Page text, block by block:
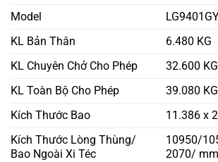
Model
KL Bản Thân
6.480 KG
KL Chuyên Chở Cho Phép
32.600 KG
KL Toàn Bộ Cho Phép
39.080 KG
Kích Thước Bao
11.386 x
Kích Thước Lòng Thùng/
Bao Ngoài Xi Téc
10950/
2070/ mm